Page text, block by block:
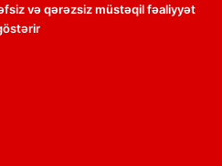
və qərəzsiz müstəqil fəaliyyət